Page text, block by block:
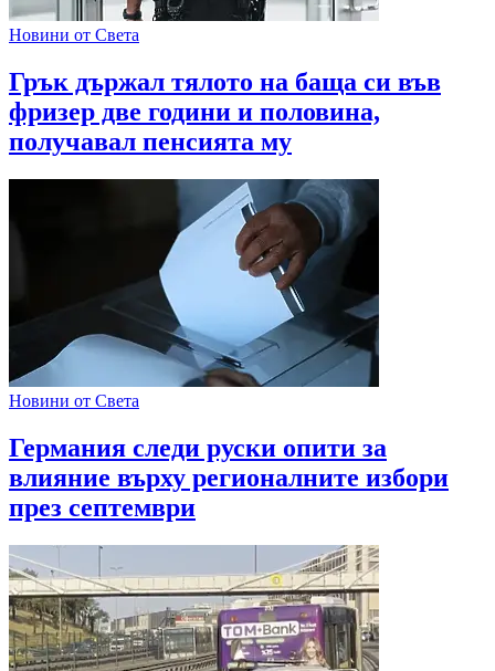
Новини от Света
Грък държал тялото на баща си във
фризер две години и половина,
получавал пенсията му
Новини от Света
Германия следи руски опити за
влияние върху регионалните избори
през септември